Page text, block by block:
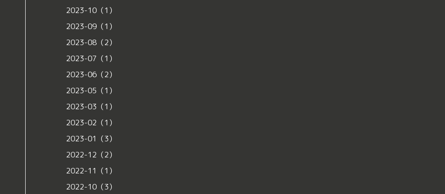
2023-10（1）
2023-09（1）
2023-08（2）
2023-07（1）
2023-06（2）
2023-05（1）
2023-03（1）
2023-02（1）
2023-01（3）
2022-12（2）
2022-11（1）
2022-10（3）